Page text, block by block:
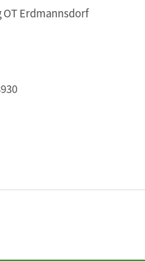
OT Erdmannsdorf